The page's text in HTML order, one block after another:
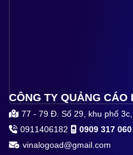
CÔNG TY QUẢNG CÁO
77 - 79 Đ. Số 29, khu phố
0911406182
0909 317 060
vinalogoad@gmail.com